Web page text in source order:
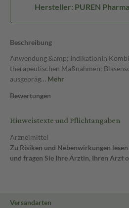
Hersteller: PUREN
Beschreibung
Anwendung &amp; IndikationIn
therapeutischen Maßnahmen:
ausgepräg… Mehr
Bewertungen
Hinweistexte und Pflichtangaben
Arzneimittel
Zu Risiken und Nebenwirkungen
und fragen Sie Ihre Ärztin, Ihren Arzt
Versandarten